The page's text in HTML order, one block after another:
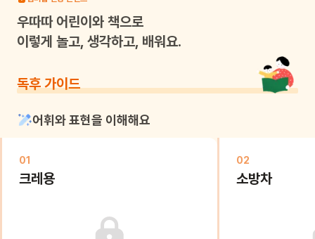
우따따어린이와 책으로
이렇게 놀고, 생각하고, 배워요.
독후 가이드
어휘와 표현을 이해해요
01
크레용
02
소방차